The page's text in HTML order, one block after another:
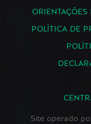
POLÍTICA DE
Site operado